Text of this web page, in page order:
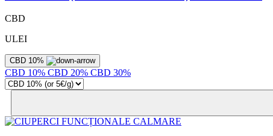
CBD
ULEI
CBD 10%
CBD 10% CBD 20% CBD 30%